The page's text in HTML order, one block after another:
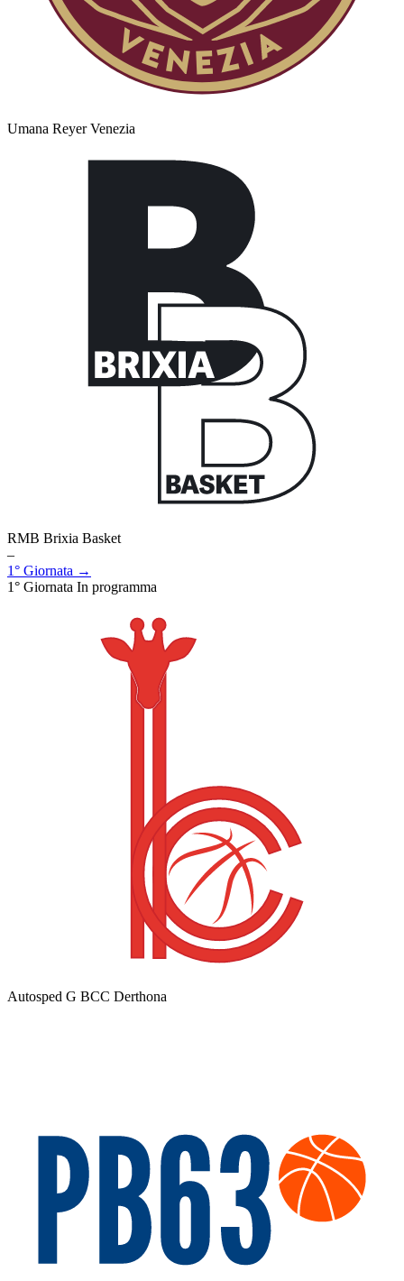
Umana Reyer Venezia
RMB Brixia Basket
–
1° Giornata →
1° Giornata In programma
Autosped G BCC Derthona